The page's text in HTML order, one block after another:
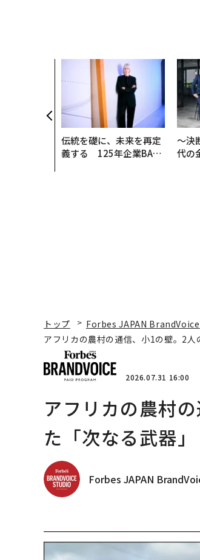
伝統を礎に、未来を再定
義する 125年企業BAT
〜決
代の
トップ Forbes JAPAN BrandVoice
アフリカの農村の通信、小1の壁。2人
2026.07.31 16:00
アフリカの農村
た「次なる武器」
Forbes JAPAN